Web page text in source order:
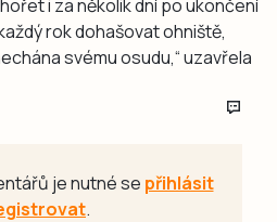
i za několik dní po ukončení
rok dohašovat ohniště,
svému osudu,“ uzavřela
je nutné se přihlásit
.